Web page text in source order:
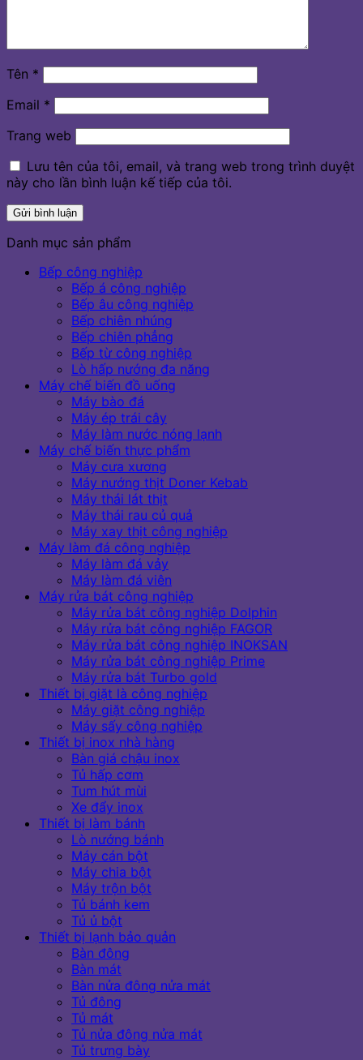
Tên *
Email *
Trang web
Lưu tên của tôi, email, và trang web trong trình duyệt
này cho lần bình luận kế tiếp của tôi.
Danh mục sản phẩm
Bếp công nghiệp
Bếp á công nghiệp
Bếp âu công nghiệp
Bếp chiên nhúng
Bếp chiên phẳng
Bếp từ công nghiệp
Lò hấp nướng đa năng
Máy chế biến đồ uống
Máy bào đá
Máy ép trái cây
Máy làm nước nóng lạnh
Máy chế biến thực phẩm
Máy cưa xương
Máy nướng thịt Doner Kebab
Máy thái lát thịt
Máy thái rau củ quả
Máy xay thịt công nghiệp
Máy làm đá công nghiệp
Máy làm đá vảy
Máy làm đá viên
Máy rửa bát công nghiệp
Máy rửa bát công nghiệp Dolphin
Máy rửa bát công nghiệp FAGOR
Máy rửa bát công nghiệp INOKSAN
Máy rửa bát công nghiệp Prime
Máy rửa bát Turbo gold
Thiết bị giặt là công nghiệp
Máy giặt công nghiệp
Máy sấy công nghiệp
Thiết bị inox nhà hàng
Bàn giá chậu inox
Tủ hấp cơm
Tum hút mùi
Xe đẩy inox
Thiết bị làm bánh
Lò nướng bánh
Máy cán bột
Máy chia bột
Máy trộn bột
Tủ bánh kem
Tủ ủ bột
Thiết bị lạnh bảo quản
Bàn đông
Bàn mát
Bàn nửa đông nửa mát
Tủ đông
Tủ mát
Tủ nửa đông nửa mát
Tủ trưng bày